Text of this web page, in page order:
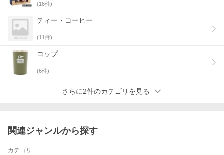
(16件)
ティー・コーヒー
(11件)
コップ
(6件)
さらに2件のカテゴリを見る
関連ジャンルから探す
カテゴリ